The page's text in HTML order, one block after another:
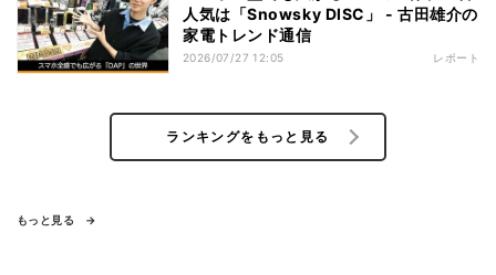
人気は「Snowsky DISC」 - 古田雄介の
家電トレンド通信
2026/07/27 12:05 レポート
ランキングをもっと見る
もっと見る